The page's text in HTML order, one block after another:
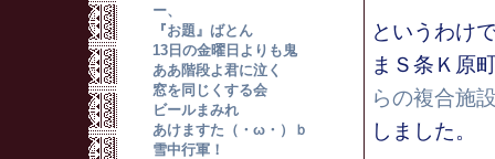
ー、
『お題』ばとん
13日の金曜日よりも鬼
ああ階段よ君に泣く
窓を同じくする会
ビールまみれ
あけますた（・ω・）ｂ
雪中行軍！
というわけ
まＳ条Ｋ原
らの複合施
しました。